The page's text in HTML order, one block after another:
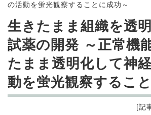
の活動を蛍光観察することに成功～
生きたまま組織を透
試薬の開発 ～正常機
たまま透明化して神
動を蛍光観察するこ
[記